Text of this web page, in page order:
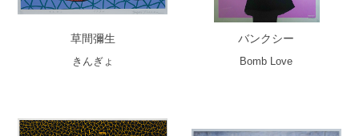
草間彌生
きんぎょ
バンクシー
Bomb Love